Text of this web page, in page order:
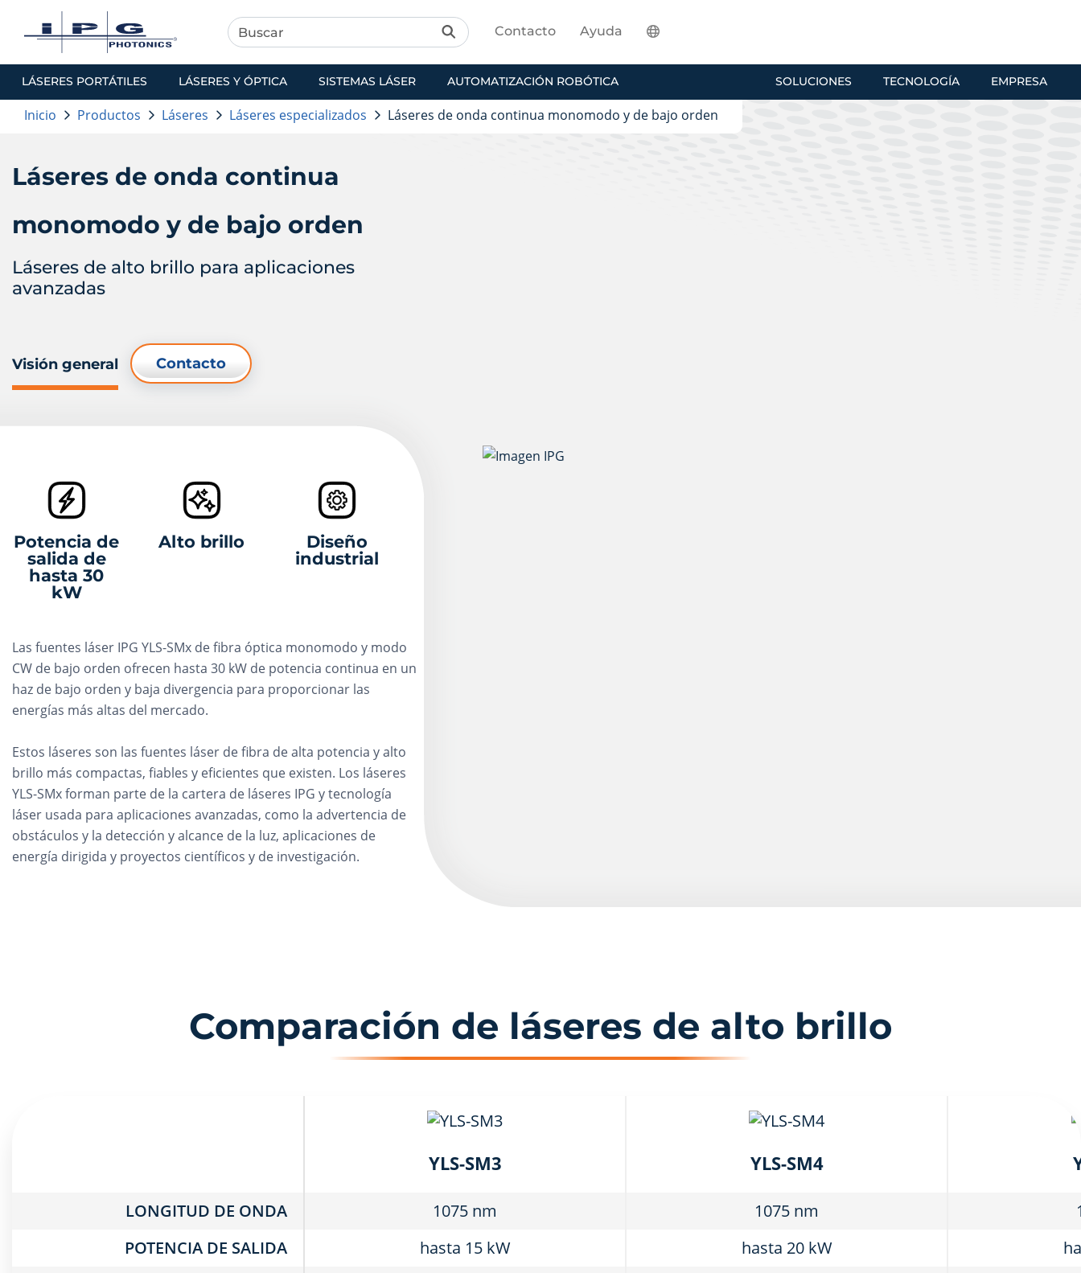
LÁSERES PORTÁTILES LÁSERES Y ÓPTICA SISTEMAS LÁSER AUTOMATIZACIÓN ROBÓTICA SOLUCIONES TECNOLOGÍA EMPRESA
Contacto Ayuda
Inicio Productos Láseres Láseres especializados Láseres de onda continua monomodo y de bajo orden
Láseres de onda continua
monomodo y de bajo orden
Láseres de alto brillo para aplicaciones
avanzadas
Visión general Contacto
Potencia de
salida de
hasta 30
kW
Alto brillo
Diseño
industrial
Las fuentes láser IPG YLS-SMx de fibra óptica monomodo y modo
CW de bajo orden ofrecen hasta 30 kW de potencia continua en un
haz de bajo orden y baja divergencia para proporcionar las
energías más altas del mercado.
Estos láseres son las fuentes láser de fibra de alta potencia y alto
brillo más compactas, fiables y eficientes que existen. Los láseres
YLS-SMx forman parte de la cartera de láseres IPG y tecnología
láser usada para aplicaciones avanzadas, como la advertencia de
obstáculos y la detección y alcance de la luz, aplicaciones de
energía dirigida y proyectos científicos y de investigación.
Comparación de láseres de alto brillo
YLS-SM3 YLS-SM4
LONGITUD DE ONDA 1075 nm 1075 nm
POTENCIA DE SALIDA
hasta 15 kW hasta 20 kW